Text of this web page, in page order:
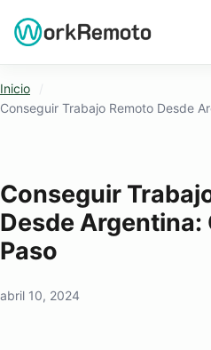
Inicio
Conseguir Trabajo Remoto Desde
Conseguir
Desde Argentina:
Paso
abril 10, 2024